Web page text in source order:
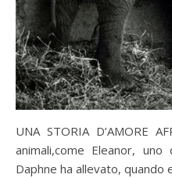
UNA STORIA D’AMORE
animali,come Eleanor,
Daphne ha allevato, quando